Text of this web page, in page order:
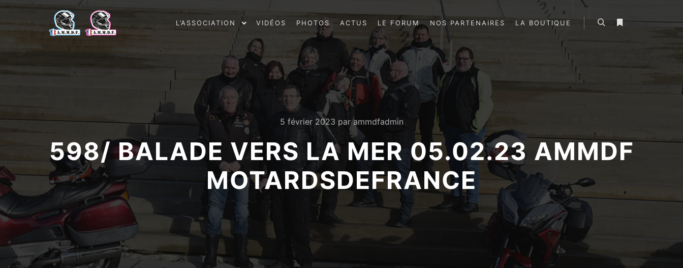
L’ASSOCIATION VIDÉOS PHOTOS ACTUS LE FORUM NOS PARTENAIRES LA BOUTIQUE
5 février 2023 parammdfadmin
598/ BALADE VERS LA MER 05.02.23 AMMDF
MOTARDSDEFRANCE